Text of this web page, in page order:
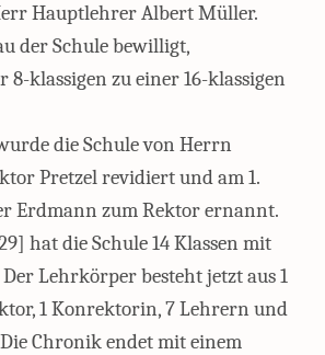
Hauptlehrer Albert Müller.
der Schule bewilligt,
8-klassigen zu einer 16-klassigen
die Schule von Herrn
Pretzel revidiert und am 1.
Erdmann zum Rektor ernannt.
hat die Schule 14 Klassen mit
Lehrkörper besteht jetzt aus 1
1 Konrektorin, 7 Lehrern und
Chronik endet mit einem